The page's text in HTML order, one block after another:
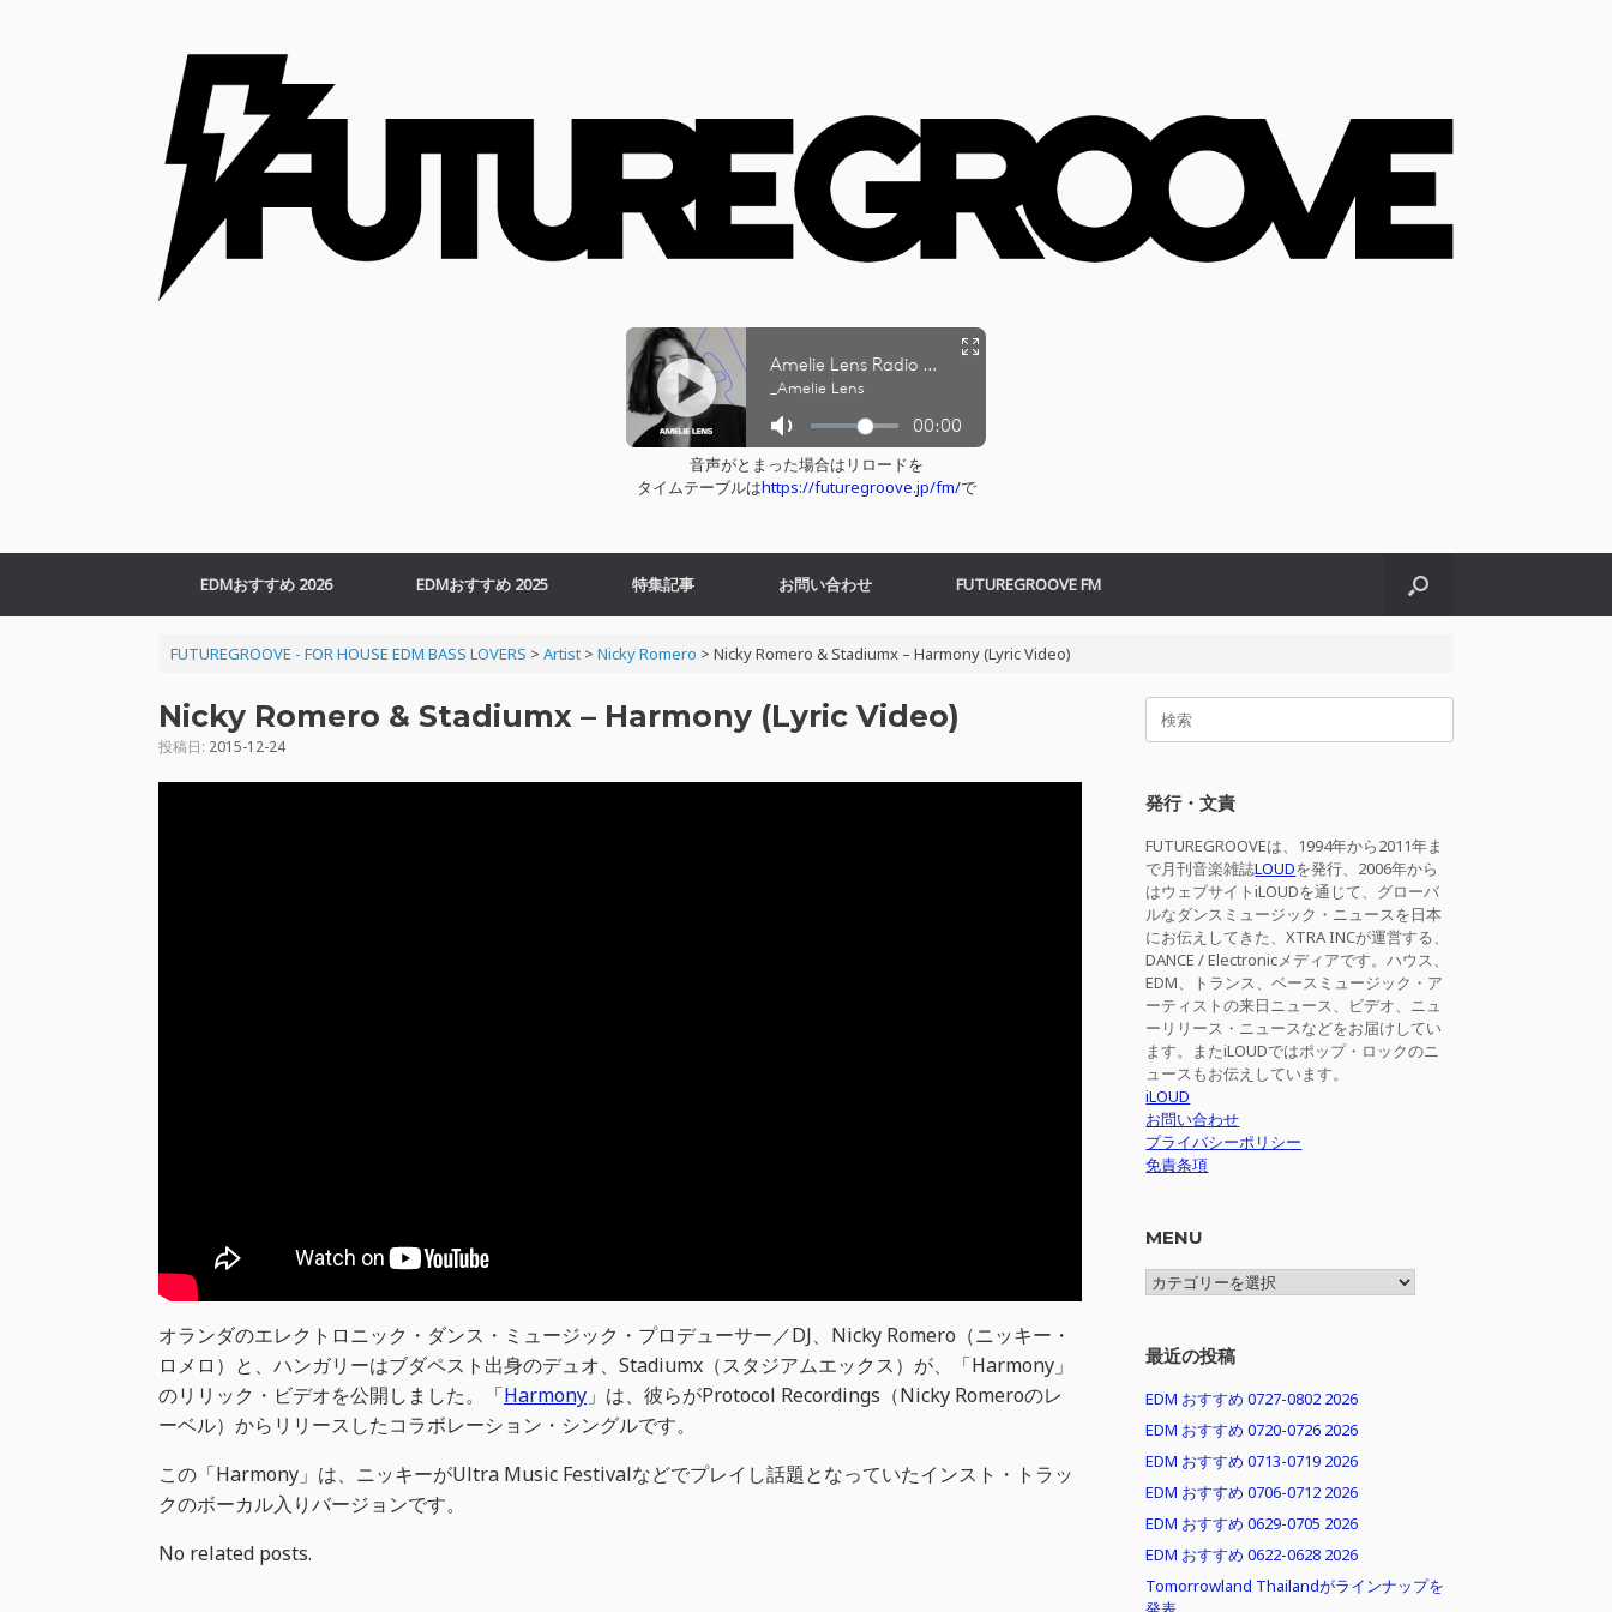
音声がとまった場合はリロードを
タイムテーブルはhttps://futuregroove.jp/fm/で
EDMおすすめ 2026 EDMおすすめ 2025 特集記事 お問い合わせ FUTUREGROOVE FM
FUTUREGROOVE - FOR HOUSE EDM BASS LOVERS > Artist> Nicky Romero > Nicky Romero & Stadiumx – Harmony (Lyric Video)
Nicky Romero & Stadiumx – Harmony (Lyric Video)
投稿日: 2015-12-24
オランダのエレクトロニック・ダンス・ミュージック・プロデューサー／DJ、Nicky Romero（ニッキー・
ロメロ）と、ハンガリーはブダペスト出身のデュオ、Stadiumx（スタジアムエックス）が、「Harmony」
のリリック・ビデオを公開しました。「Harmony 」は、彼らがProtocol Recordings（Nicky Romeroのレ
ーベル）からリリースしたコラボレーション・シングルです。
この「Harmony」は、ニッキーがUltra Music Festivalなどでプレイし話題となっていたインスト・トラッ
クのボーカル入りバージョンです。
No related posts.
検
発行・文責
FUTUREGROOVEは、1994年から2011年ま
で月刊音楽雑誌LOUDを発行、2006年から
はウェブサイトiLOUDを通じて、グローバ
ルなダンスミュージック・ニュースを日本
にお伝えしてきた、XTRA INCが運営する、
DANCE / Electronicメディアです。ハウス、
EDM、トランス、ベースミュージック・ア
ーティストの来日ニュース、ビデオ、ニュ
ーリリース・ニュースなどをお届けしてい
ます。またiLOUDではポップ・ロックのニ
ュースもお伝えしています。
iLOUD
お問い合わせ
プライバシーポリシー
免責条項
MENU
MENU
最近の投稿
EDM おすすめ 0727-0802 2026
EDM おすすめ 0720-0726 2026
EDM おすすめ 0713-0719 2026
EDM おすすめ 0706-0712 2026
EDM おすすめ 0629-0705 2026
EDM おすすめ 0622-0628 2026
Tomorrowland Thailandがラインナップを